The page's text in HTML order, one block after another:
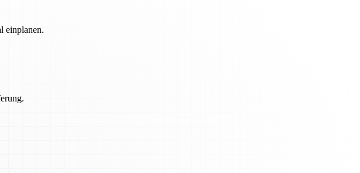
einplanen.